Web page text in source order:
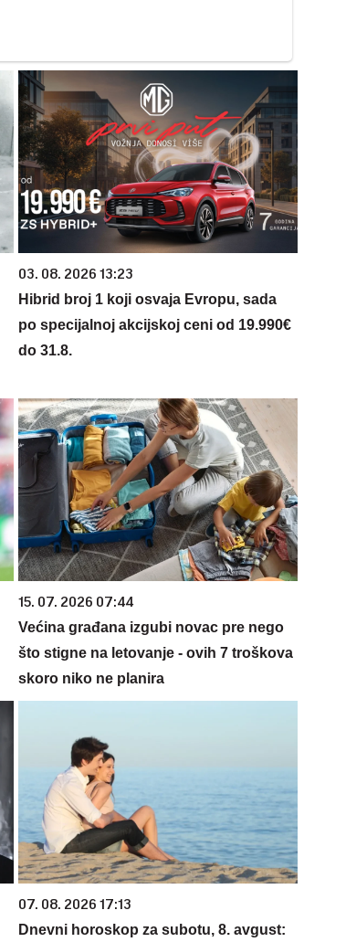
03. 08. 2026 13:23
Hibrid broj 1 koji osvaja Evropu, sada
po specijalnoj akcijskoj ceni od 19.990€
do 31.8.
15. 07. 2026 07:44
Većina građana izgubi novac pre nego
što stigne na letovanje - ovih 7 troškova
skoro niko ne planira
07. 08. 2026 17:13
Dnevni horoskop za subotu, 8. avgust: